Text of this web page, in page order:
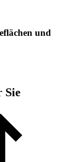
und
Sie